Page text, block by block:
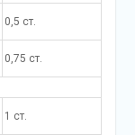
0,5 ст.
0,75 ст.
1 ст.